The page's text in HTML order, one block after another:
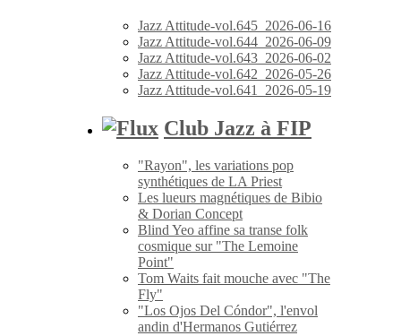
Jazz Attitude-vol.645_2026-06-16
Jazz Attitude-vol.644_2026-06-09
Jazz Attitude-vol.643_2026-06-02
Jazz Attitude-vol.642_2026-05-26
Jazz Attitude-vol.641_2026-05-19
Club Jazz à FIP
"Rayon", les variations pop
synthétiques de LA Priest
Les lueurs magnétiques de Bibio
& Dorian Concept
Blind Yeo affine sa transe folk
cosmique sur "The Lemoine
Point"
Tom Waits fait mouche avec "The
Fly"
"Los Ojos Del Cóndor", l'envol
andin d'Hermanos Gutiérrez